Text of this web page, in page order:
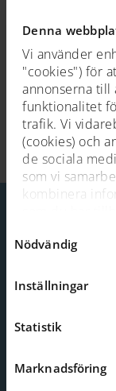
Denna
Vi använder
"cookies") för
annonserna till
funktionalitet
trafik. Vi
(cookies) och
de sociala
som vi
kombinera
samlat in när
information, se
Nödvändig
Inställningar
Statistik
Marknadsföring
Foto: J Andersson
Kontakt
E-post: